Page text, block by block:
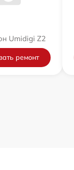
Umidigi Z2
ремонт